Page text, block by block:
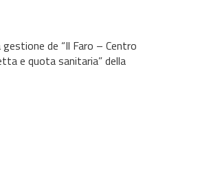
de “Il Faro – Centro
e quota sanitaria” della